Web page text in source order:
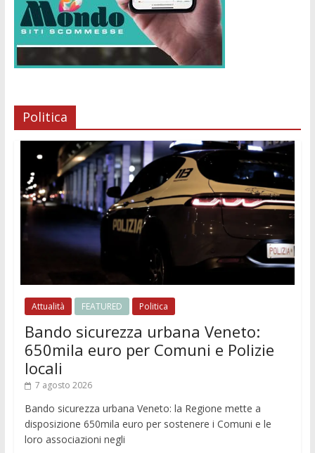
Politica
Attualità FEATURED Politica
Bando sicurezza urbana Veneto:
650mila euro per Comuni e Polizie
locali
7 agosto 2026
Bando sicurezza urbana Veneto: la Regione mette a
disposizione 650mila euro per sostenere i Comuni e le
loro associazioni negli